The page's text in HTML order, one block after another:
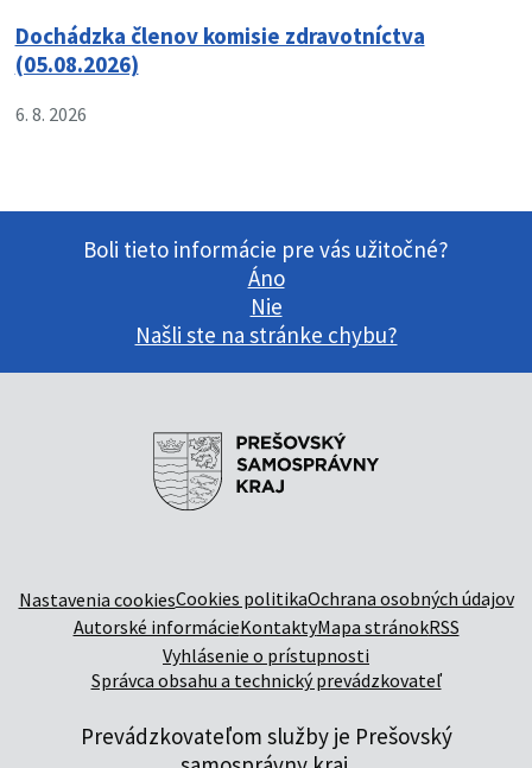
Dochádzka členov komisie zdravotníctva
(05.08.2026)
6. 8. 2026
Boli tieto informácie pre vás užitočné?
Áno
Nie
Našli ste na stránke chybu?
Nastavenia cookiesCookies politikaOchrana osobných údajov
Autorské informácieKontaktyMapa stránokRSS
Vyhlásenie o prístupnosti
Správca obsahu a technický prevádzkovateľ
Prevádzkovateľom služby je Prešovský